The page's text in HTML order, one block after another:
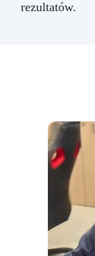
rezultatów.